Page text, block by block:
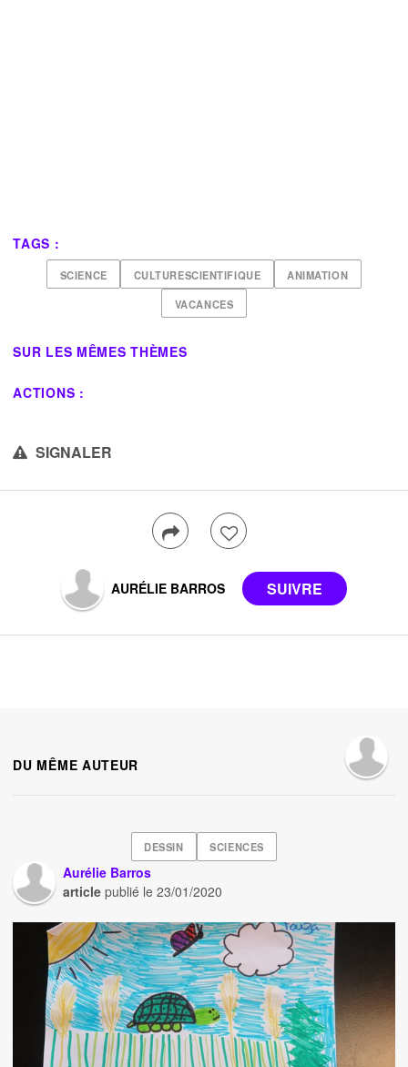
TAGS :
SCIENCE CULTURESCIENTIFIQUE ANIMATION
VACANCES
SUR LES MÊMES THÈMES
ACTIONS :
SIGNALER
AURÉLIE BARROS
DU MÊME AUTEUR
DESSIN SCIENCES
Aurélie Barros
article publié le23/01/2020